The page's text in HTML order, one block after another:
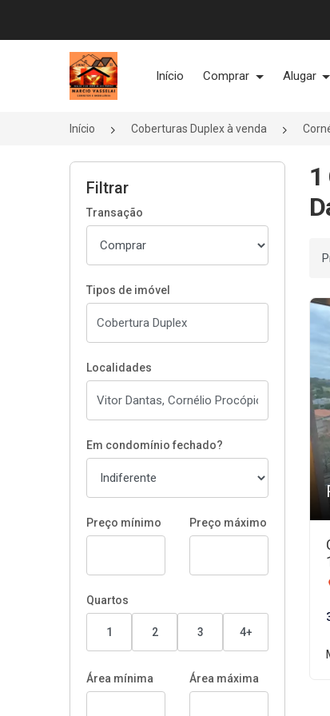
Página inicial
Início Comprar Alugar
Início Coberturas Duplex à venda
Filtrar
Transação
Tipos de imóvel
Localidades
Em condomínio fechado?
Preço mínimo Preço máximo
Quartos
1 2 3 4+
Área mínima Área máxima
1